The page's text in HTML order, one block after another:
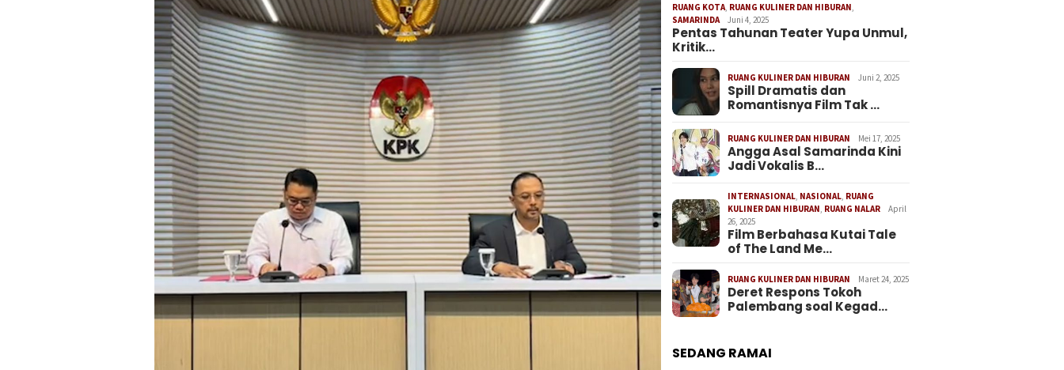
RUANG KOTA RUANG KULINER DAN HIBURAN
SAMARINDA
Juni 4, 2025
Pentas Tahunan Teater Yupa Unmul,
Kritik…
RUANG KULINER DAN HIBURAN Juni 2, 2025
Spill Dramatis dan
Romantisnya Film Tak …
RUANG KULINER DAN HIBURAN Mei 17, 2025
Angga Asal Samarinda Kini
Jadi Vokalis B…
INTERNASIONAL NASIONAL RUANG
KULINER DAN HIBURAN RUANG NALAR
April
26, 2025
Film Berbahasa Kutai Tale
of The Land Me…
RUANG KULINER DAN HIBURAN Maret 24, 2025
Deret Respons Tokoh
Palembang soal Kegad…
SEDANG RAMAI